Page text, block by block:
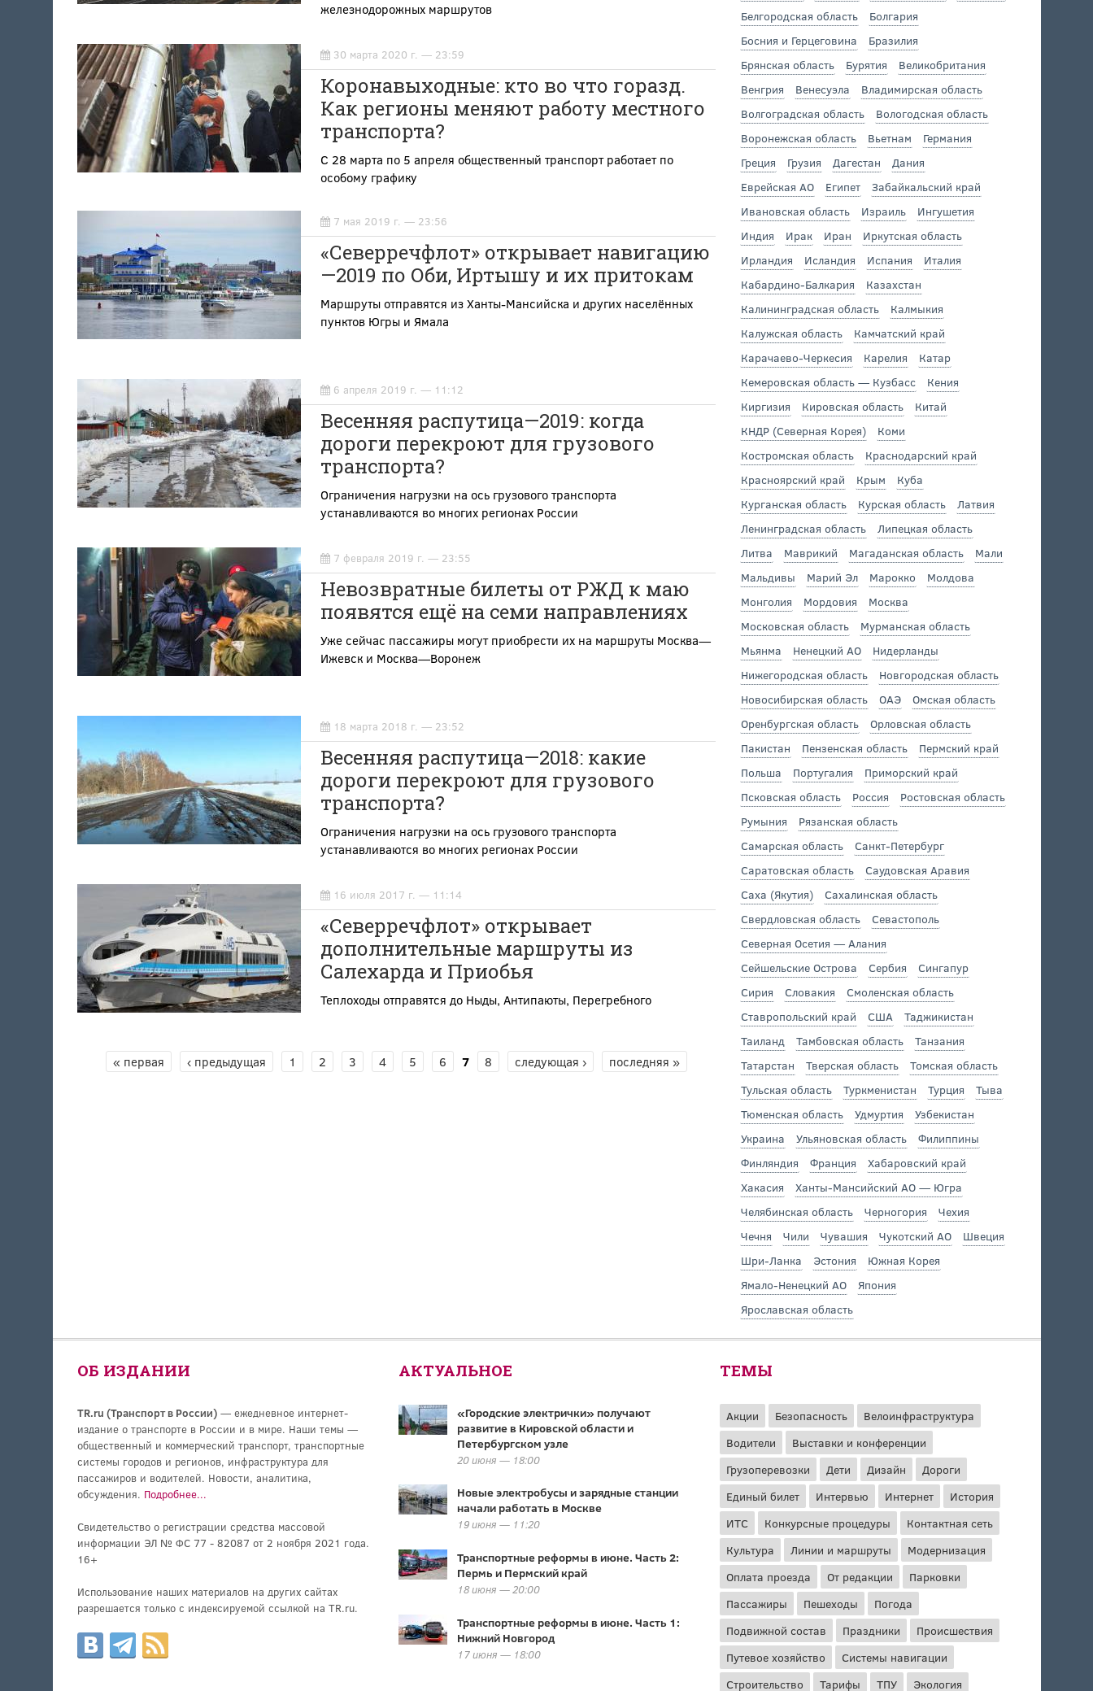
железнодорожных маршрутов
30 марта 2020 г. — 23:59
Коронавыходные: кто во что горазд.
Как регионы меняют работу местного
транспорта?
С 28 марта по 5 апреля общественный транспорт работает по
особому графику
7 мая 2019 г. — 23:56
«Северречфлот» открывает навигацию
—2019 по Оби, Иртышу и их притокам
Маршруты отправятся из Ханты-Мансийска и других населённых
пунктов Югры и Ямала
6 апреля 2019 г. — 11:12
Весенняя распутица—2019: когда
дороги перекроют для грузового
транспорта?
Ограничения нагрузки на ось грузового транспорта
устанавливаются во многих регионах России
7 февраля 2019 г. — 23:55
Невозвратные билеты от РЖД к маю
появятся ещё на семи направлениях
Уже сейчас пассажиры могут приобрести их на маршруты Москва—
Ижевск и Москва—Воронеж
18 марта 2018 г. — 23:52
Весенняя распутица—2018: какие
дороги перекроют для грузового
транспорта?
Ограничения нагрузки на ось грузового транспорта
устанавливаются во многих регионах России
16 июля 2017 г. — 11:14
«Северречфлот» открывает
дополнительные маршруты из
Салехарда и Приобья
Теплоходы отправятся до Ныды, Антипаюты, Перегребного
СТРАНИЦЫ
« первая ‹ предыдущая 1 2 3 4 5 6 7 8 следующая › последняя »
Белгородская область
Болгария
Босния и Герцеговина
Бразилия
Брянская область
Бурятия
Великобритания
Венгрия
Венесуэла
Владимирская область
Волгоградская область
Вологодская область
Воронежская область
Вьетнам
Германия
Греция
Грузия Дагестан
Дания
Еврейская АО
Египет
Забайкальский край
Ивановская область
Израиль
Ингушетия
Индия
Ирак Иран
Иркутская область
Ирландия
Исландия Испания
Италия
Кабардино-Балкария
Казахстан
Калининградская область
Калмыкия
Калужская область
Камчатский край
Карачаево-Черкесия
Карелия
Катар
Кемеровская область — Кузбасс
Кения
Киргизия
Кировская область
Китай
КНДР (Северная Корея)
Коми
Костромская область
Краснодарский край
Красноярский край
Крым
Куба
Курганская область
Курская область
Латвия
Ленинградская область
Липецкая область
Литва
Маврикий Магаданская область
Мали
Мальдивы
Марий Эл Марокко
Молдова
Монголия
Мордовия
Москва
Московская область
Мурманская область
Мьянма
Ненецкий АО
Нидерланды
Нижегородская область
Новгородская область
Новосибирская область
ОАЭ
Омская область
Оренбургская область
Орловская область
Пакистан
Пензенская область
Пермский край
Польша
Португалия
Приморский край
Псковская область
Россия
Ростовская область
Румыния
Рязанская область
Самарская область
Санкт-Петербург
Саратовская область
Саудовская Аравия
Саха (Якутия)
Сахалинская область
Свердловская область
Севастополь
Северная Осетия — Алания
Сейшельские Острова
Сербия
Сингапур
Сирия
Словакия
Смоленская область
Ставропольский край
США
Таджикистан
Таиланд
Тамбовская область
Танзания
Татарстан
Тверская область
Томская область
Тульская область
Туркменистан Турция
Тыва
Тюменская область
Удмуртия
Узбекистан
Украина
Ульяновская область
Филиппины
Финляндия
Франция
Хабаровский край
Хакасия
Ханты-Мансийский АО — Югра
Челябинская область
Черногория
Чехия
Чечня
Чили Чувашия Чукотский АО
Швеция
Шри-Ланка
Эстония
Южная Корея
Ямало-Ненецкий АО
Япония
Ярославская область
ОБ ИЗДАНИИ
TR.ru (Транспорт в России)— ежедневное интернет-
издание о транспорте в России и в мире. Наши темы —
общественный и коммерческий транспорт, транспортные
системы городов и регионов, инфраструктура для
пассажиров и водителей. Новости, аналитика,
обсуждения. Подробнее...
Свидетельство о регистрации средства массовой
информации ЭЛ № ФС 77 - 82087 от 2 ноября 2021 года.
16+
Использование наших материалов на других сайтах
разрешается только с индексируемой ссылкой на TR.ru.
АКТУАЛЬНОЕ
«Городские электрички» получают
развитие в Кировской области и
Петербургском узле
20 июня — 18:00
Новые электробусы и зарядные станции
начали работать в Москве
19 июня — 11:20
Транспортные реформы в июне. Часть 2:
Пермь и Пермский край
18 июня — 20:00
Транспортные реформы в июне. Часть 1:
Нижний Новгород
17 июня — 18:00
ТЕМЫ
Акции Безопасность
Велоинфраструктура
Водители
Выставки и конференции
Грузоперевозки
Дети Дизайн
Дороги
Единый билет
Интервью Интернет
История
ИТС
Конкурсные процедуры
Контактная сеть
Культура
Линии и маршруты
Модернизация
Оплата проезда
От редакции
Парковки
Пассажиры
Пешеходы
Погода
Подвижной состав
Праздники
Происшествия
Путевое хозяйство
Системы навигации
Строительство
Тарифы ТПУ Экология